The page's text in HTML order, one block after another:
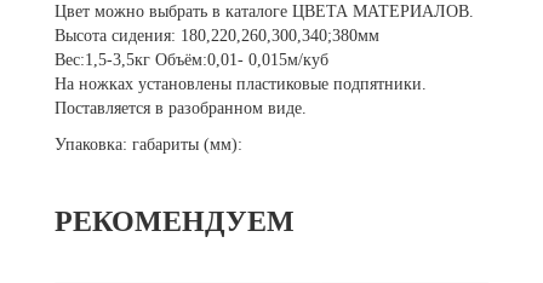
Цвет можно выбрать в каталоге ЦВЕТА МАТЕРИАЛОВ.
Высота сидения: 180,220,260,300,340;380мм
Вес:1,5-3,5кг Объём:0,01- 0,015м/куб
На ножках установлены пластиковые подпятники.
Поставляется в разобранном виде.
Упаковка: габариты (мм):
РЕКОМЕНДУЕМ